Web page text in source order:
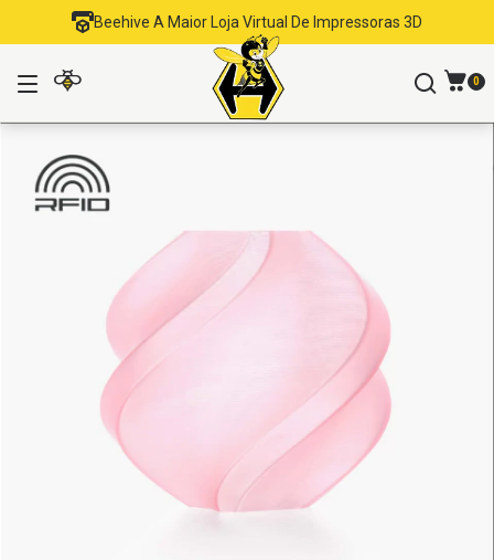
Beehive A Maior Loja Virtual De Impressoras 3D
0